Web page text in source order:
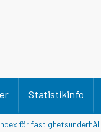
Statistikinfo
för fastighetsunderhåll